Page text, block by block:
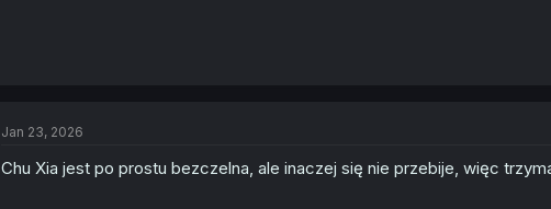
Jan 23, 2026
Chu Xia jest po prostu bezczelna, ale inaczej się nie przebije, więc